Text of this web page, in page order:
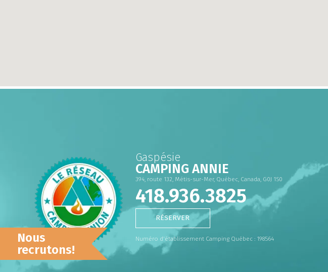
Nous
recrutons!
Gaspésie
CAMPING ANNIE
394, route 132, Métis-sur-Mer, Québec, Canada, G0J 1S0
418.936.3825
RÉSERVER
Numéro d'établissement Camping Québec : 198564